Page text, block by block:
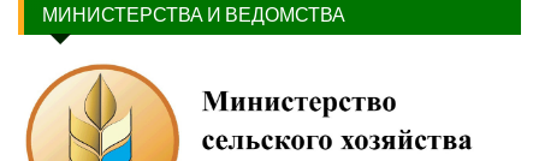
МИНИСТЕРСТВА И ВЕДОМСТВА